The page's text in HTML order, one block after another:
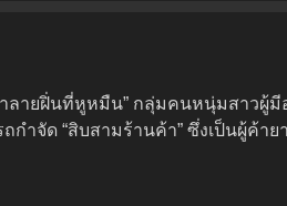
ลายฝิ่นที่หูหมืน” กลุ่มคนหนุ่มสาวผู้
ำจัด “สิบสามร้านค้า” ซึ่งเป็นผู้ค้า